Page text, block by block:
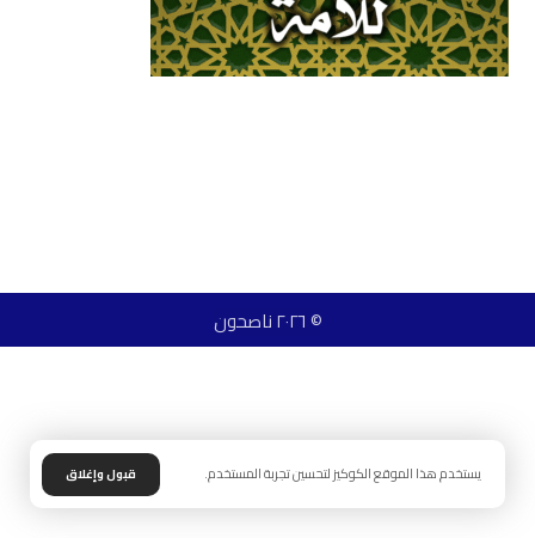
© ٢٠٢٦ ناصحون
يستخدم هذا الموقع الكوكيز لتحسين تجربة المستخدم. قبول وإغلاق